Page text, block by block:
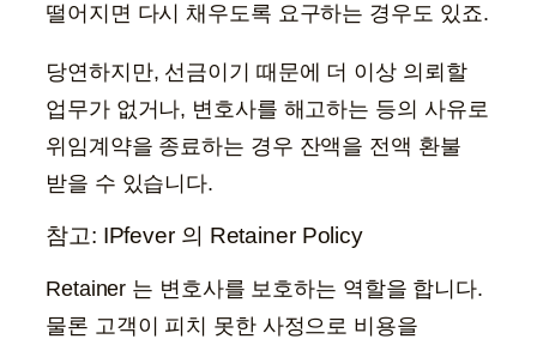
떨어지면 다시 채우도록 요구하는 경우도 있죠.
당연하지만, 선금이기 때문에 더 이상 의뢰할
업무가 없거나, 변호사를 해고하는 등의 사유로
위임계약을 종료하는 경우 잔액을 전액 환불
받을 수 있습니다.
참고: IPfever 의 Retainer Policy
Retainer 는 변호사를 보호하는 역할을 합니다.
물론 고객이 피치 못한 사정으로 비용을